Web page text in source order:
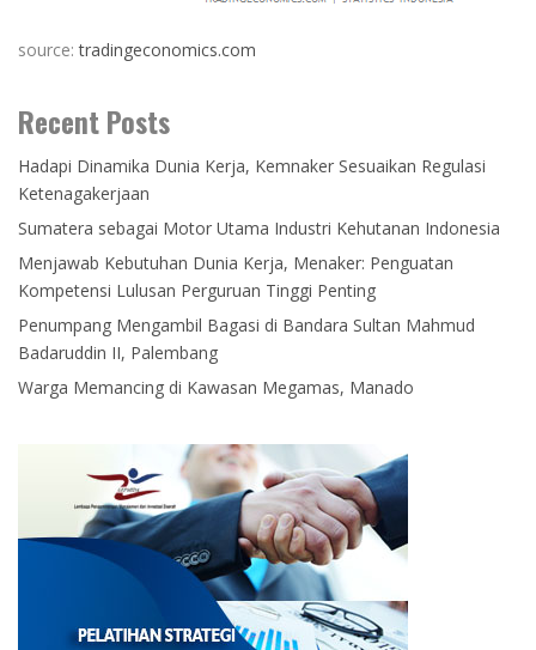
source:tradingeconomics.com
Recent Posts
Hadapi Dinamika Dunia Kerja, Kemnaker Sesuaikan Regulasi
Ketenagakerjaan
Sumatera sebagai Motor Utama Industri Kehutanan Indonesia
Menjawab Kebutuhan Dunia Kerja, Menaker: Penguatan
Kompetensi Lulusan Perguruan Tinggi Penting
Penumpang Mengambil Bagasi di Bandara Sultan Mahmud
Badaruddin II, Palembang
Warga Memancing di Kawasan Megamas, Manado